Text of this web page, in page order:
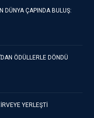
DÜNYA ÇAPINDA BULUŞ:
ÖDÜLLERLE DÖNDÜ
YERLEŞTİ